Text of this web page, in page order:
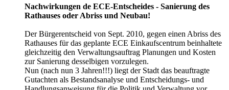
Nachwirkungen de ECE-Entscheides - Sanierung des
Rathauses oder Abriss und Neubau!
Der Bürgerentscheid von Sept. 2010, gegen einen Abriss des
Rathauses für das geplante ECE Einkaufscentrum beinhaltete
gleichzeitig den Verwaltungsauftrag Planungen und Kosten
zur Sanierung desselbigen vorzulegen.
Nun (nach nun 3 Jahren!!!) liegt der Stadt das beauftragte
Gutachten als Bestandsanalyse und Entscheidungs- und